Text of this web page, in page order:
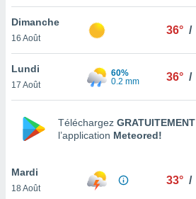
ou
le
ainsi
un
la
du
Dimanche
16 Août
36° /
Lundi
17 Août
60%
0.2 mm
36° /
Téléchargez GRATUITEMENT
l’application Meteored!
Mardi
18 Août
33° /